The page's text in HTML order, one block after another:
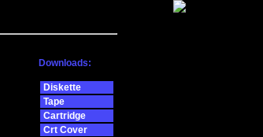
Downloads:
Diskette
Tape
Cartridge
Crt Cover